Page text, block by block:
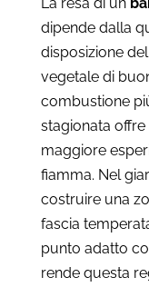
dipende dalla
disposizione
vegetale di
combustione
stagionata
maggiore
fiamma. Nel
costruire una
fascia
punto adatto
rende questa